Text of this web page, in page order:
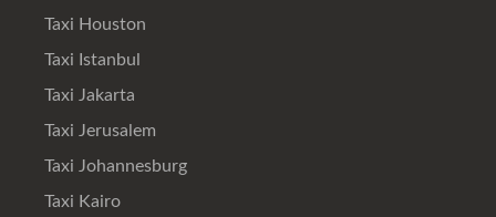
Taxi Houston
Taxi Istanbul
Taxi Jakarta
Taxi Jerusalem
Taxi Johannesburg
Taxi Kairo